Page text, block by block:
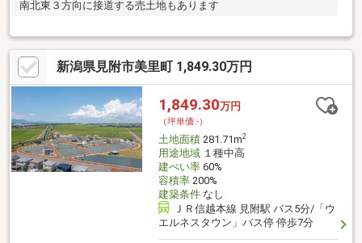
南北東３方向に接道する売土地もあります
新潟県見附市美里町 1,849.30万円
1,849.30万円
（坪単価:-）
土地面積281.71m2
用途地域１種中高
建ぺい率60%
容積率200%
建築条件なし
ＪＲ信越本線 見附駅 バス5分/「ウ
エルネスタウン」バス停 停歩7分